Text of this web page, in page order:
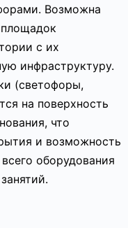
Возможна
с их
инфраструктуру.
(светофоры,
на поверхность
что
и возможность
оборудования